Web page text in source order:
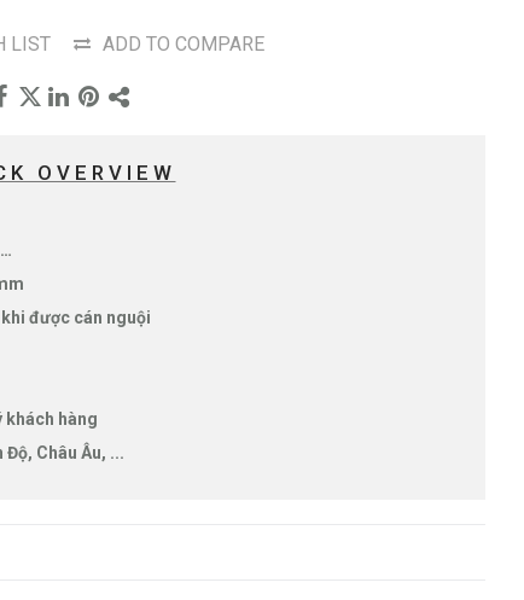
LIST ADD TO COMPARE
OVERVIEW
được cán nguội
khách hàng
Châu Âu, ...